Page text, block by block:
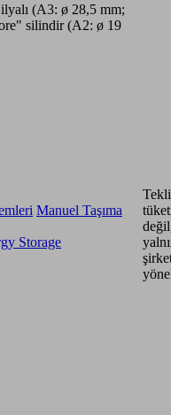
(A3: ø 28,5 mm;
silindir (A2: ø 19
Manuel Taşıma
Storage